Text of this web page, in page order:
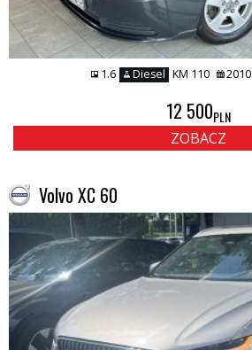
1.6 Diesel KM 110 2010
12 500PLN
ZOBACZ
Volvo XC 60